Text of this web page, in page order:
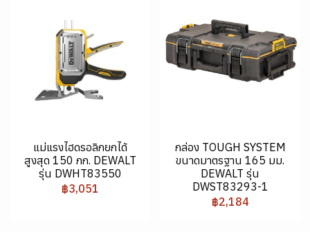
แม่แรงไฮดรอลิกยกได้
สูงสุด 150 กก. DEWALT
รุ่น DWHT83550
฿3,051
กล่อง TOUGH SYSTEM
ขนาดมาตรฐาน 165 มม.
DEWALT รุ่น
DWST83293-1
฿2,184